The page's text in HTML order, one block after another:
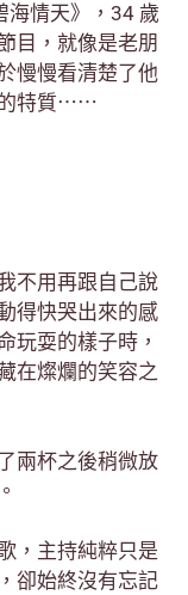
海情天》，34 歲
目，就像是老朋
慢慢看清楚了他
的特質⋯⋯
不用再跟自己說
得快哭出來的感
玩耍的樣子時，
在燦爛的笑容之
兩杯之後稍微放
，主持純粹只是
卻始終沒有忘記